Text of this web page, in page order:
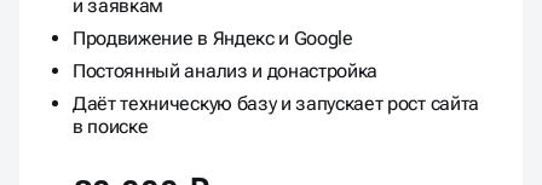
Ежемесячная отчётность по позициям, трафику
и заявкам
Продвижение в Яндекс и Google
Постоянный анализ и донастройка
Даёт техническую базу и запускает рост сайта